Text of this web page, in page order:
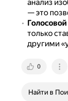
анализ
— это
только
другими
0
Найти в